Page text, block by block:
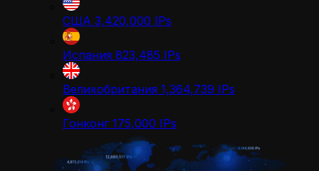
США 3,420,000 IPs
Испания 823,485 IPs
Великобритания 1,364,739 IPs
Гонконг 175,000 IPs